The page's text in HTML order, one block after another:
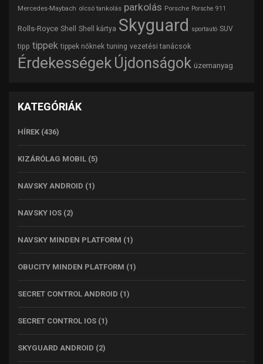
Mercedes-Maybach olcsó tankolás parkolás Porsche Porsche 911
Rolls-Royce Shell Shell kártya Skyguard sportautó SUV
tipp tippek tippek nőknek tuning vezetési tanácsok
Érdekességek Újdonságok üzemanyag
KATEGÓRIÁK
HÍREK (436)
KIZÁRÓLAG MOBIL (5)
NAVSKY ANDROID (1)
NAVSKY IOS (2)
NAVSKY MINDEN PLATFORM (1)
OBUCITY MINDEN PLATFORM (1)
SECRET CONTROL ANDROID (1)
SECRET CONTROL IOS (1)
SKYGUARD ANDROID (2)